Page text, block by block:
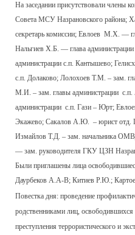
На заседании присутствовали члены
Совета МСУ Назрановского района;
секретарь комиссии; Евлоев М.Х. —
Нальгиев Х.Б. — глава
администрации с.п. Кантышево;
с.п. Долаково; Лолохоев Т.М. – зам.
М.И. – зам. главы администрации
администрации с.п. Гази – Юрт;
Экажево; Сакалов А.Ю. – юрист
Измайлов Т.Д. – зам. начальника
— зам. руководителя ГКУ ЦЗН
Были приглашены лица
Даурбеков А.А-В; Китиев Р.Ю.;
Повестка дня: проведение
родственниками лиц,
преступления террористического и